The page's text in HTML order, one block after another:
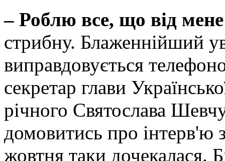
– Роблю все, що від
стрибну. Блаженнійший
виправдовується
секретар глави
річного Святослава
домовитись про інтерв'ю
жовтня таки дочекалася.